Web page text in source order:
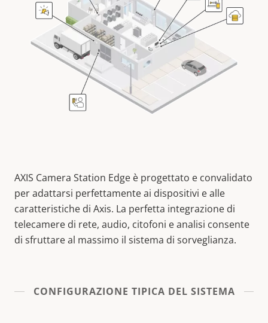
AXIS Camera Station Edge è progettato e convalidato
per adattarsi perfettamente ai dispositivi e alle
caratteristiche di Axis. La perfetta integrazione di
telecamere di rete, audio, citofoni e analisi consente
di sfruttare al massimo il sistema di sorveglianza.
CONFIGURAZIONE TIPICA DEL SISTEMA